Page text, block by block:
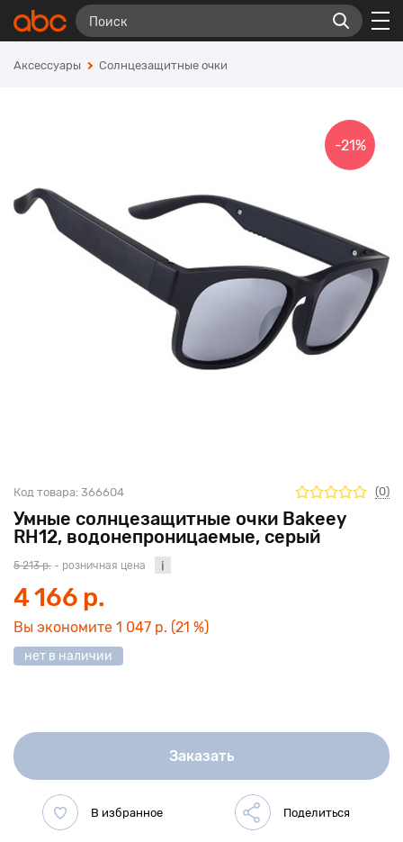
Аксессуары Солнцезащитные очки
Умные солнцезащитные очки Bakeey
RH12, водонепроницаемые, серый
Код товара: 366604 (0)
-21%
5 213 р. - розничная цена
4 166 р.
Вы экономите 1 047 р. (21 %)
нет в наличии
Заказать